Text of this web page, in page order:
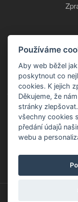
Používáme
Aby web běžel
poskytnout co
cookies. K jejich
Děkujeme, že
stránky
všechny cookies
předání údajů
webu a